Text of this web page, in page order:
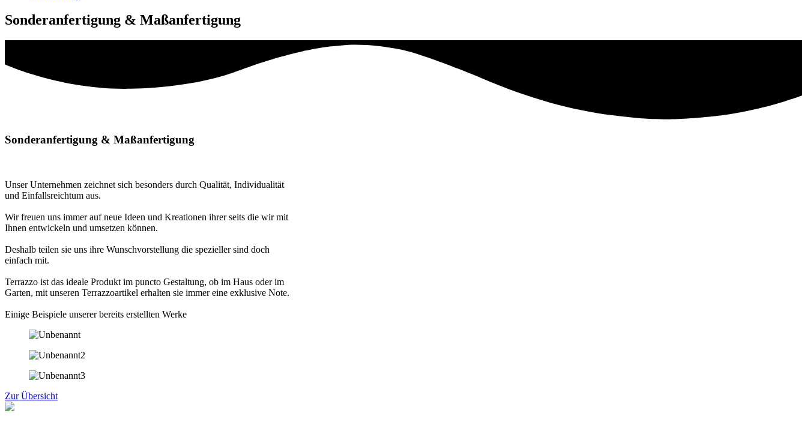
Sonderanfertigung & Maßanfertigung
Sonderanfertigung & Maßanfertigung
Unser Unternehmen zeichnet sich besonders durch Qualität, Individualität
und Einfallsreichtum aus.
Wir freuen uns immer auf neue Ideen und Kreationen ihrer seits die wir mit
Ihnen entwickeln und umsetzen können.
Deshalb teilen sie uns ihre Wunschvorstellung die spezieller sind doch
einfach mit.
Terrazzo ist das ideale Produkt im puncto Gestaltung, ob im Haus oder im
Garten, mit unseren Terrazzoartikel erhalten sie immer eine exklusive Note.
Einige Beispiele unserer bereits erstellten Werke
Zur Übersicht